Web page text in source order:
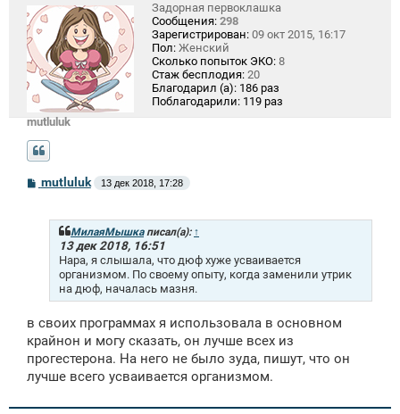
mutluluk
Задорная первоклашка
Сообщения: 298
Зарегистрирован: 09 окт 2015, 16:17
Пол: Женский
Сколько попыток ЭКО: 8
Стаж бесплодия: 20
Благодарил (а): 186 раз
Поблагодарили: 119 раз
Сmutluluk 13 дек 2018, 17:28
МилаяМышкаписал(а): ↑
13 дек 2018, 16:51
Нара, я слышала, что дюф хуже усваивается
организмом. По своему опыту, когда заменили утрик
на дюф, началась мазня.
в своих программах я использовала в основном
крайнон и могу сказать, он лучше всех из
прогестерона. На него не было зуда, пишут, что он
лучше всего усваивается организмом.